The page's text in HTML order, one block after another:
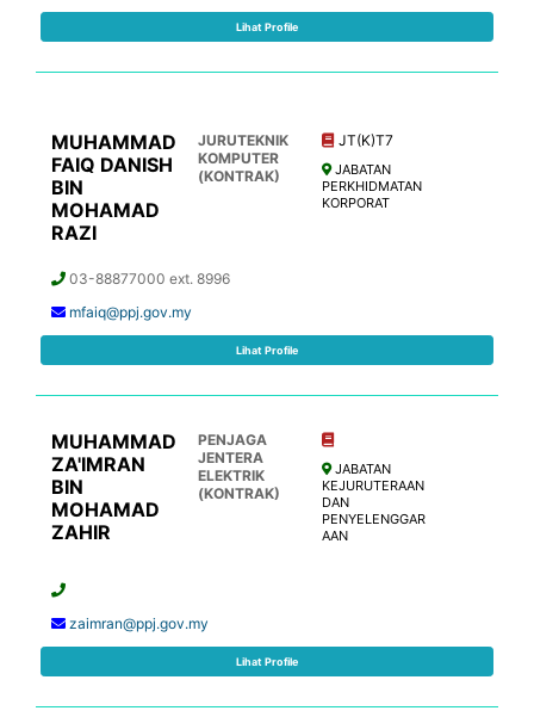
Lihat Profile
MUHAMMAD
FAIQ DANISH
BIN
MOHAMAD
RAZI
JURUTEKNIK
KOMPUTER
(KONTRAK)
JT(K)T7
JABATAN
PERKHIDMATAN
KORPORAT
03-88877000 ext. 8996
mfaiq@ppj.gov.my
Lihat Profile
MUHAMMAD
ZA'IMRAN
BIN
MOHAMAD
ZAHIR
PENJAGA
JENTERA
ELEKTRIK
(KONTRAK)
JABATAN
KEJURUTERAAN
DAN
PENYELENGGAR
AAN
zaimran@ppj.gov.my
Lihat Profile